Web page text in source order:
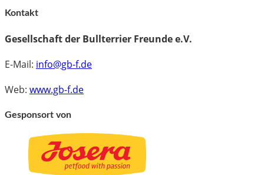
Kontakt
Gesellschaft der Bullterrier Freunde e.V.
E-Mail: info@gb-f.de
Web: www.gb-f.de
Gesponsort von